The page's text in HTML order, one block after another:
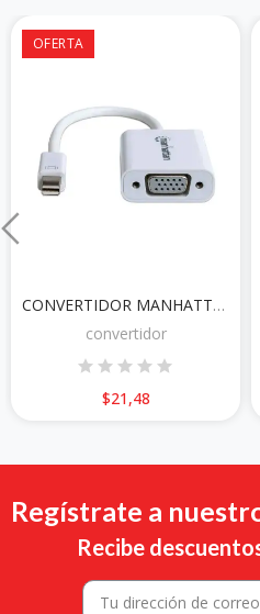
OFERTA
CONVERTIDOR MANHATTAN MINI DISPLAY PORT MACHO A VGA HEMBRA
convertidor
$21,48
Regístrate a
Recibe